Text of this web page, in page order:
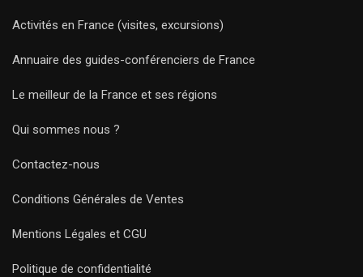
Activités en France (visites, excursions)
Annuaire des guides-conférenciers de France
Le meilleur de la France et ses régions
Qui sommes nous ?
Contactez-nous
Conditions Générales de Ventes
Mentions Légales et CGU
Politique de confidentialité